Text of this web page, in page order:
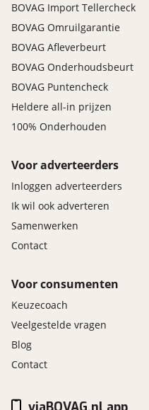
BOVAG Import Tellercheck
BOVAG Omruilgarantie
BOVAG Afleverbeurt
BOVAG Onderhoudsbeurt
BOVAG Puntencheck
Heldere all-in prijzen
100% Onderhouden
Voor adverteerders
Inloggen adverteerders
Ik wil ook adverteren
Samenwerken
Contact
Voor consumenten
Keuzecoach
Veelgestelde vragen
Blog
Contact